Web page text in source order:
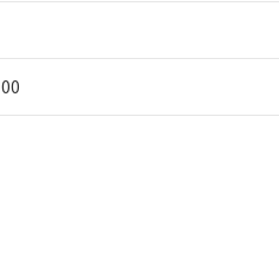
令（10物質）の非含有に対応し
含有部品としていたものが、含